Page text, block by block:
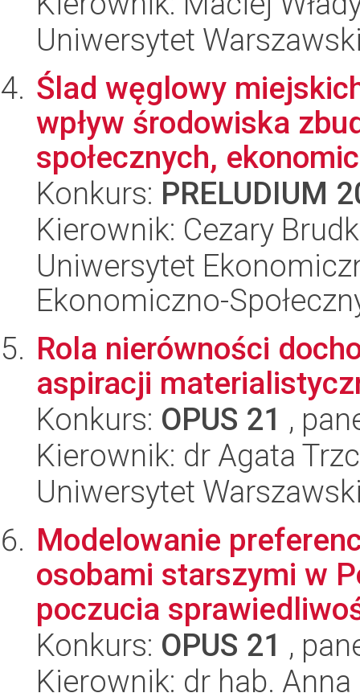
Uniwersytet
Ślad węglowy
wpływ środowiska
społecznych,
Konkurs: PRELUDIUM
Kierownik: Cezary
Uniwersytet
Ekonomiczno-
Rola nierówności
aspiracji
Konkurs: OPUS 21 ,
Kierownik: dr Agata
Uniwersytet
Modelowanie
osobami starszymi w
poczucia
Konkurs: OPUS 21 ,
Kierownik: dr hab.